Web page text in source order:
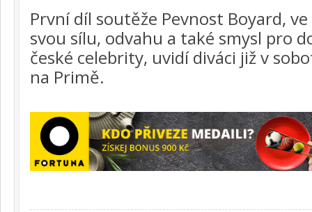
První díl soutěže Pevnost Boyard,
svou sílu, odvahu a také smysl pro
české celebrity, uvidí diváci již v
na Primě.